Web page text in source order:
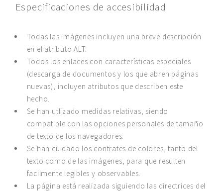
Especificaciones de accesibilidad
Todas las imágenes incluyen una breve descripción
en el atributo ALT.
Todos los enlaces con características especiales
(descarga de documentos y los que abren páginas
nuevas), incluyen atributos que describen este
hecho.
Se han utlizado medidas relativas, siendo
compatible con las opciones personales de tamaño
de texto de los navegadores.
Se han cuidado los contrates de colores, tanto del
texto como de las imágenes, para que resulten
facilmente legibles y observables.
La página está realizada siguiendo las directrices del